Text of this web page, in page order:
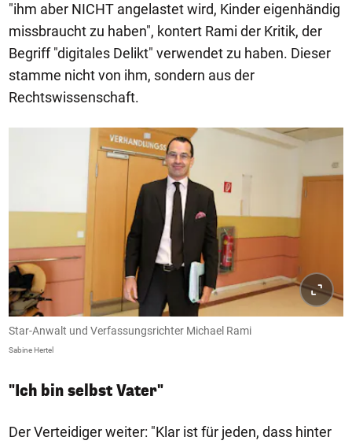
"ihm aber NICHT angelastet wird, Kinder eigenhändig
missbraucht zu haben", kontert Rami der Kritik, der
Begriff "digitales Delikt" verwendet zu haben. Dieser
stamme nicht von ihm, sondern aus der
Rechtswissenschaft.
Star-Anwalt und Verfassungsrichter Michael Rami
Sabine Hertel
"Ich bin selbst Vater"
Der Verteidiger weiter: "Klar ist für jeden, dass hinter